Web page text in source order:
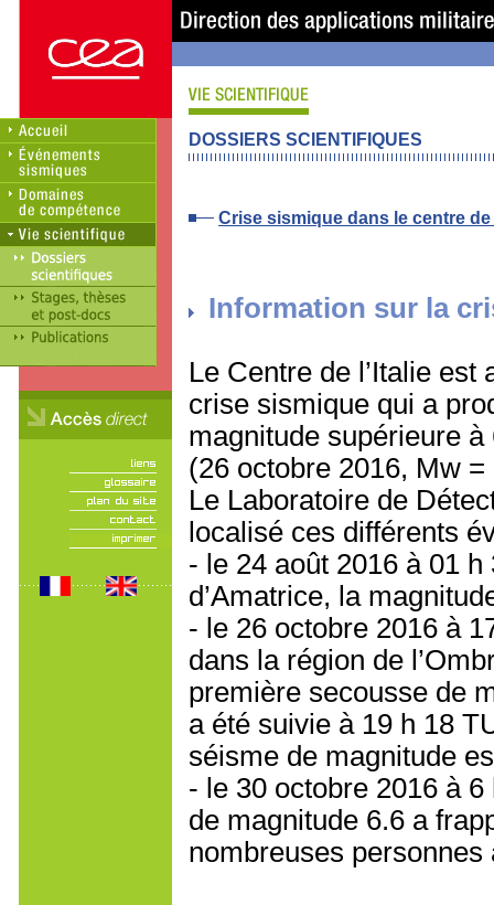
DOSSIERS SCIENTIFIQUES
Crise sismique dans le centre de
Information sur la
Le Centre de l’Italie est
crise sismique qui a
magnitude supérieure
(26 octobre 2016, Mw
Le Laboratoire de
localisé ces différents
- le 24 août 2016 à 01
d’Amatrice, la
- le 26 octobre 2016 à
dans la région de
première secousse de
a été suivie à 19 h 18
séisme de magnitude
- le 30 octobre 2016 à
de magnitude 6.6 a
nombreuses